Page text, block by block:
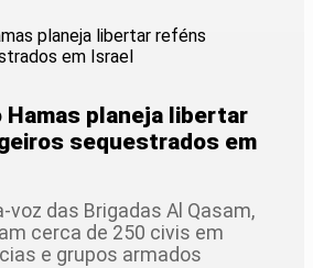
planeja libertar
sequestrados em
voz das Brigadas Al Qasam,
cerca de 250 civis em
e grupos armados